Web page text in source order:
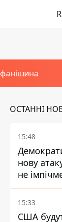
ОСТАННІ
15:48
нову
не
15:33
США